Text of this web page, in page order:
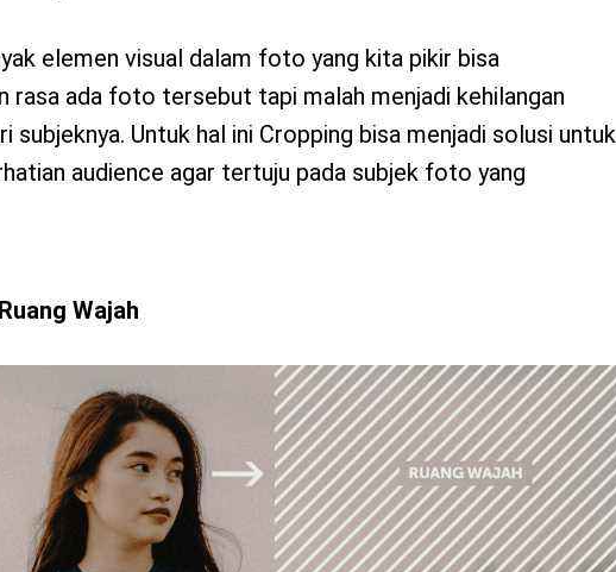
elemen visual dalam foto yang kita pikir bisa
rasa ada foto tersebut tapi malah menjadi kehilangan
subjeknya. Untuk hal ini Cropping bisa menjadi solusi untuk
audience agar tertuju pada subjek foto yang
Wajah